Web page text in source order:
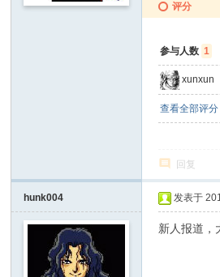
评分
参与人数 1
xunxun
查看全部评分
回复
hunk004 发表于
新人报道，